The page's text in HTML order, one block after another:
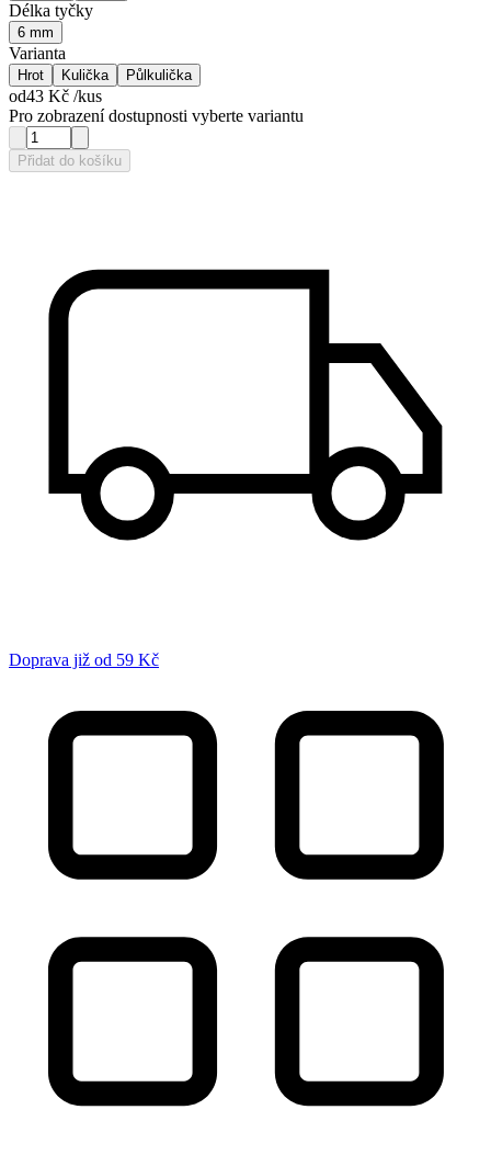
Délka tyčky
6 mm
Varianta
Hrot Kulička Půlkulička
od43 Kč /kus
Pro zobrazení dostupnosti vyberte variantu
Přidat do košíku
Doprava již od 59 Kč